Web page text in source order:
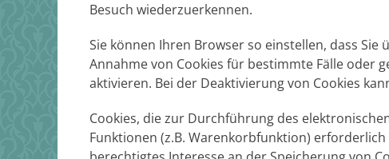
Besuch wiederzuerkennen.
Sie können Ihren Browser so einstellen, dass
Annahme von Cookies für bestimmte Fälle oder
aktivieren. Bei der Deaktivierung von Cookies
Cookies, die zur Durchführung des
Funktionen (z.B. Warenkorbfunktion)